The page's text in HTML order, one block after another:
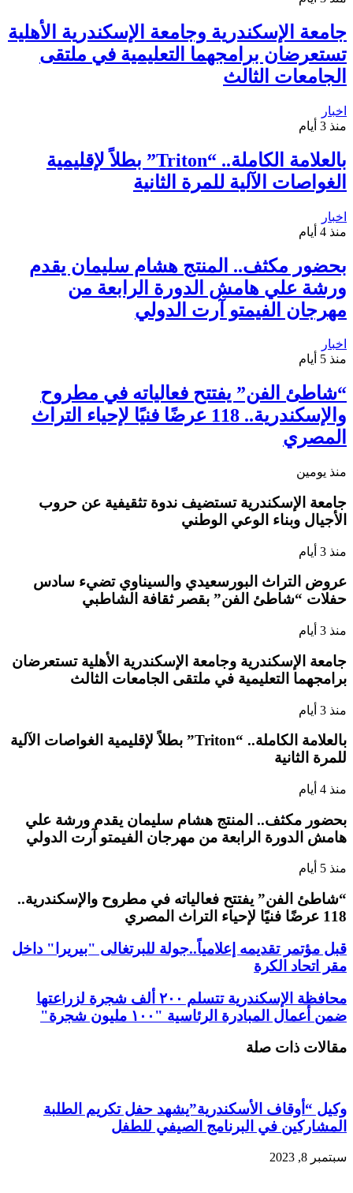
جامعة الإسكندرية وجامعة الإسكندرية الأهلية
تستعرضان برامجهما التعليمية في ملتقى
الجامعات الثالث
اخبار
منذ 3 أيام
بالعلامة الكاملة.. “Triton” بطلاً لإقليمية
الغواصات الآلية للمرة الثانية
اخبار
منذ 4 أيام
بحضور مكثف.. المنتج هشام سليمان يقدم
ورشة علي هامش الدورة الرابعة من
مهرجان الفيمتو آرت الدولي
اخبار
منذ 5 أيام
“شاطئ الفن” يفتتح فعالياته في مطروح
والإسكندرية.. 118 عرضًا فنيًا لإحياء التراث
المصري
منذ يومين
جامعة الإسكندرية تستضيف ندوة تثقيفية عن حروب
الأجيال وبناء الوعي الوطني
منذ 3 أيام
عروض التراث البورسعيدي والسيناوي تضيء سادس
حفلات “شاطئ الفن” بقصر ثقافة الشاطبي
منذ 3 أيام
جامعة الإسكندرية وجامعة الإسكندرية الأهلية تستعرضان
برامجهما التعليمية في ملتقى الجامعات الثالث
منذ 3 أيام
بالعلامة الكاملة.. “Triton” بطلاً لإقليمية الغواصات الآلية
للمرة الثانية
منذ 4 أيام
بحضور مكثف.. المنتج هشام سليمان يقدم ورشة علي
هامش الدورة الرابعة من مهرجان الفيمتو آرت الدولي
منذ 5 أيام
“شاطئ الفن” يفتتح فعالياته في مطروح والإسكندرية..
118 عرضًا فنيًا لإحياء التراث المصري
قبل مؤتمر تقديمه إعلامياً..جولة للبرتغالى "بيريرا" داخل
مقر اتحاد الكرة
محافظة الإسكندرية تتسلم ٢٠٠ ألف شجرة لزراعتها
ضمن أعمال المبادرة الرئاسية "١٠٠ مليون شجرة"
مقالات ذات صلة
وكيل “أوقاف الأسكندرية”يشهد حفل تكريم الطلبة
المشاركين في البرنامج الصيفي للطفل
سبتمبر 8, 2023